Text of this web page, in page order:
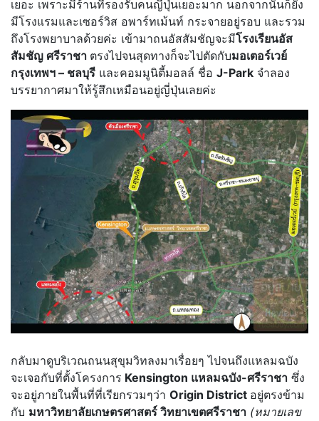
เยอะ เพราะมีร้านที่รองรับคนญี่ปุ่นเยอะมาก นอกจากนั้นก็ยัง
มีโรงแรมและเซอร์วิส อพาร์ทเม้นท์ กระจายอยู่รอบ และรวม
ถึงโรงพยาบาลด้วยค่ะ เข้ามาถนอัสสัมชัญจะมีโรงเรียนอัส
สัมชัญ ศรีราชา ตรงไปจนสุดทางก็จะไปตัดกับมอเตอร์เวย์
กรุงเทพฯ – ชลบุรี และคอมมูนิตี้มอลล์ ชื่อ J-Park จำลอง
บรรยากาศมาให้รู้สึกเหมือนอยู่ญี่ปุ่นเลยค่ะ
กลับมาดูบริเวณถนนสุขุมวิทลงมาเรื่อยๆ ไปจนถึงแหลมฉบัง
จะเจอกับที่ตั้งโครงการ Kensington แหลมฉบัง-ศรีราชา ซึ่ง
จะอยู่ภายในพื้นที่ที่เรียกรวมๆว่า Origin District อยู่ตรงข้าม
กับ มหาวิทยาลัยเกษตรศาสตร์ วิทยาเขตศรีราชา (หมายเลข